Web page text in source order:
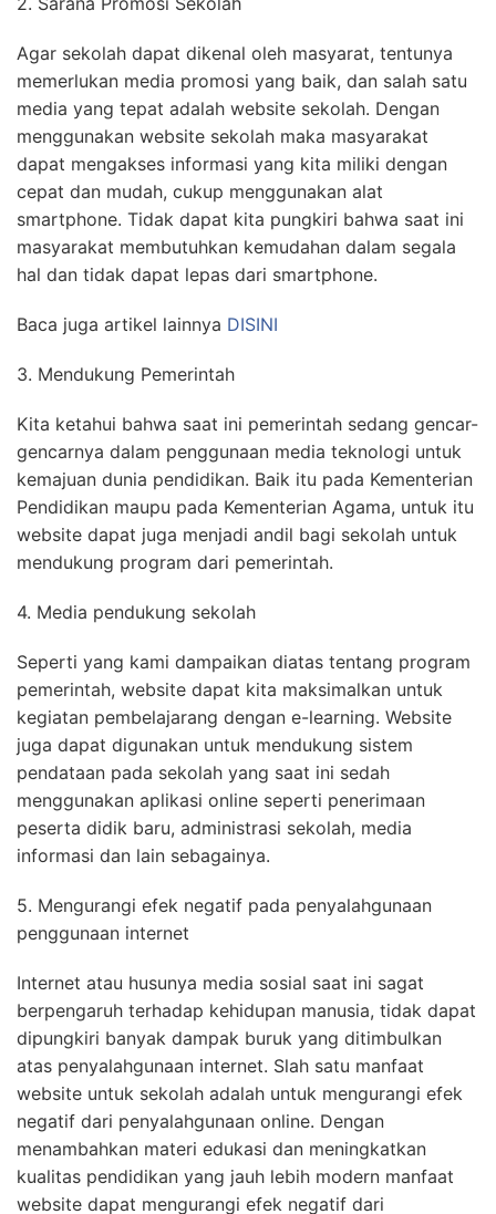
Agar sekolah dapat dikenal oleh masyarat, tentunya
memerlukan media promosi yang baik, dan salah satu
media yang tepat adalah website sekolah. Dengan
menggunakan website sekolah maka masyarakat
dapat mengakses informasi yang kita miliki dengan
cepat dan mudah, cukup menggunakan alat
smartphone. Tidak dapat kita pungkiri bahwa saat ini
masyarakat membutuhkan kemudahan dalam segala
hal dan tidak dapat lepas dari smartphone.
Baca juga artikel lainnya DISINI
3. Mendukung Pemerintah
Kita ketahui bahwa saat ini pemerintah sedang gencar-
gencarnya dalam penggunaan media teknologi untuk
kemajuan dunia pendidikan. Baik itu pada Kementerian
Pendidikan maupu pada Kementerian Agama, untuk itu
website dapat juga menjadi andil bagi sekolah untuk
mendukung program dari pemerintah.
4. Media pendukung sekolah
Seperti yang kami dampaikan diatas tentang program
pemerintah, website dapat kita maksimalkan untuk
kegiatan pembelajarang dengan e-learning. Website
juga dapat digunakan untuk mendukung sistem
pendataan pada sekolah yang saat ini sedah
menggunakan aplikasi online seperti penerimaan
peserta didik baru, administrasi sekolah, media
informasi dan lain sebagainya.
5. Mengurangi efek negatif pada penyalahgunaan
penggunaan internet
Internet atau husunya media sosial saat ini sagat
berpengaruh terhadap kehidupan manusia, tidak dapat
dipungkiri banyak dampak buruk yang ditimbulkan
atas penyalahgunaan internet. Slah satu manfaat
website untuk sekolah adalah untuk mengurangi efek
negatif dari penyalahgunaan online. Dengan
menambahkan materi edukasi dan meningkatkan
kualitas pendidikan yang jauh lebih modern manfaat
website dapat mengurangi efek negatif dari